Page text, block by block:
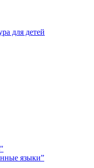
для детей
языки”